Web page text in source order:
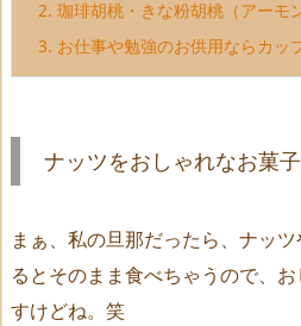
2. 珈琲胡桃・きな粉胡桃（アーモ
3. お仕事や勉強のお供用ならカッ
ナッツをおしゃれなお菓
まぁ、私の旦那だったら、ナッ
るとそのまま食べちゃうので、
すけどね。笑